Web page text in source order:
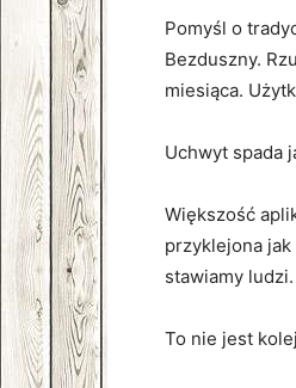
Pomyśl o
Bezduszny.
miesiąca.
Uchwyt spada
Większość
przyklejona jak
stawiamy
To nie jest